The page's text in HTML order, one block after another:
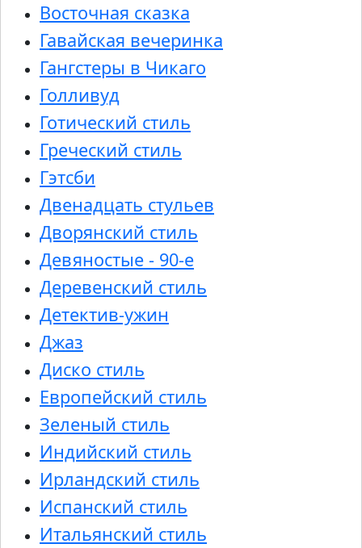
Восточная сказка
Гавайская вечеринка
Гангстеры в Чикаго
Голливуд
Готический стиль
Греческий стиль
Гэтсби
Двенадцать стульев
Дворянский стиль
Девяностые - 90-е
Деревенский стиль
Детектив-ужин
Джаз
Диско стиль
Европейский стиль
Зеленый стиль
Индийский стиль
Ирландский стиль
Испанский стиль
Итальянский стиль